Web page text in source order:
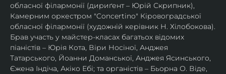
обласної філармонії (дириґент – Юрій Скрипник),
Камерним оркестром "Concertino" Кіровоградської
обласної філармонії (художній керівник Н. Хілобокова).
Брав участь у майстер-класах багатьох відомих
піаністів – Юрія Кота, Віри Носіної, Анджея
Татарського, Йоанни Доманської, Анджея Ясинського,
Єжена Індіча, Акіко Ебі; та органістів – Бьорна О. Віде,